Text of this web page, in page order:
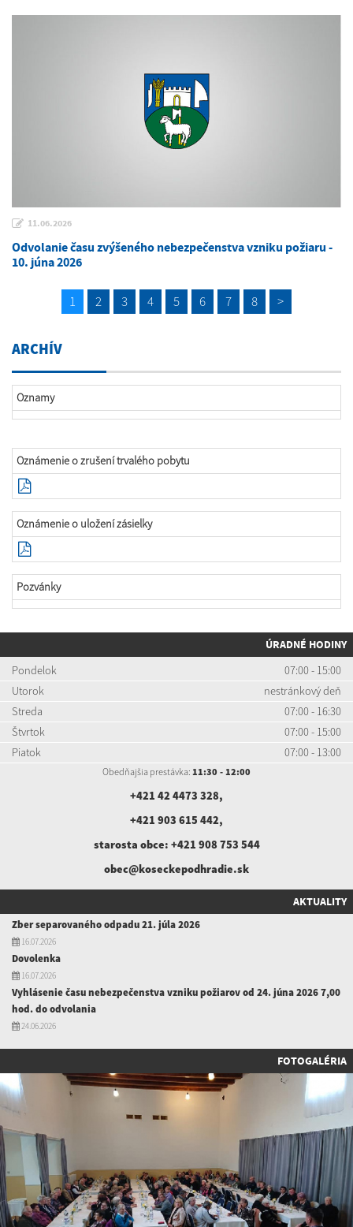
11.06.2026
Odvolanie času zvýšeného nebezpečenstva vzniku požiaru -
10. júna 2026
1 2 3 4 5 6 7 8 >
ARCHÍV
Oznamy
Oznámenie o zrušení trvalého pobytu
Oznámenie o uložení zásielky
Pozvánky
ÚRADNÉ HODINY
Pondelok
07:00 - 15:00
Utorok
nestránkový deň
Streda
07:00 - 16:30
Štvrtok
07:00 - 15:00
Piatok
07:00 - 13:00
Obedňajšia prestávka: 11:30 - 12:00
+421 42 4473 328,
+421 903 615 442,
starosta obce: +421 908 753 544
obec@koseckepodhradie.sk
AKTUALITY
Zber separovaného odpadu 21. júla 2026
16.07.2026
Dovolenka
16.07.2026
Vyhlásenie času nebezpečenstva vzniku požiarov od 24. júna 2026 7,00
hod. do odvolania
24.06.2026
FOTOGALÉRIA